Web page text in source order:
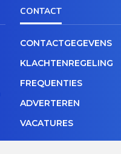
CONTACT
CONTACTGEGEVENS
KLACHTENREGELING
FREQUENTIES
ADVERTEREN
VACATURES